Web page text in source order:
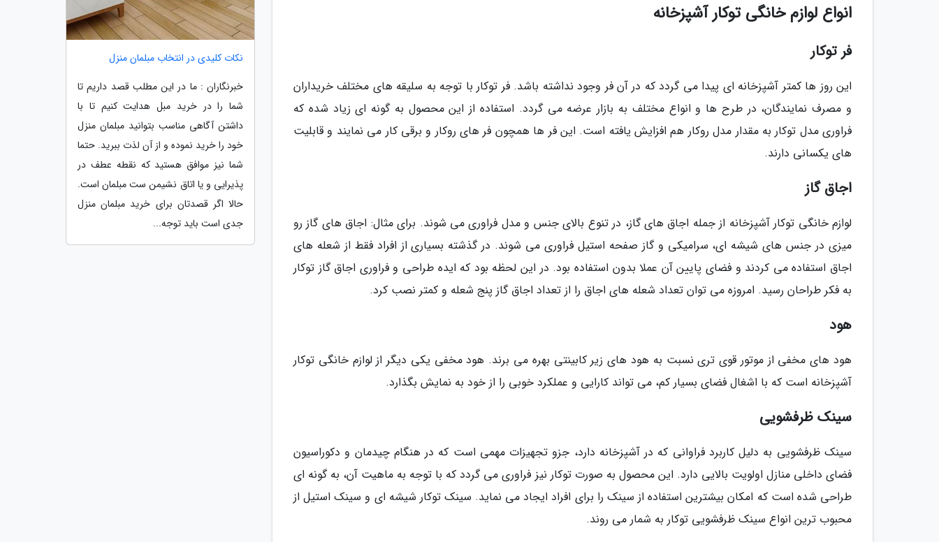
انواع لوازم خانگی توکار آشپزخانه
فر توکار
این روز ها کمتر آشپزخانه ای پیدا می گردد که در آن فر وجود نداشته باشد. فر توکار با توجه به سلیقه های مختلف خریداران
و مصرف نمایندگان، در طرح ها و انواع مختلف به بازار عرضه می گردد. استفاده از این محصول به گونه ای زیاد شده که
فراوری مدل توکار به مقدار مدل روکار هم افزایش یافته است. این فر ها همچون فر های روکار و برقی کار می نمایند و قابلیت
های یکسانی دارند.
اجاق گاز
لوازم خانگی توکار آشپزخانه از جمله اجاق های گاز، در تنوع بالای جنس و مدل فراوری می شوند. برای مثال: اجاق های گاز رو
میزی در جنس های شیشه ای، سرامیکی و گاز صفحه استیل فراوری می شوند. در گذشته بسیاری از افراد فقط از شعله های
اجاق استفاده می کردند و فضای پایین آن عملا بدون استفاده بود. در این لحظه بود که ایده طراحی و فراوری اجاق گاز توکار
به فکر طراحان رسید. امروزه می توان تعداد شعله های اجاق را از تعداد اجاق گاز پنج شعله و کمتر نصب کرد.
هود
هود های مخفی از موتور قوی تری نسبت به هود های زیر کابینتی بهره می برند. هود مخفی یکی دیگر از لوازم خانگی توکار
آشپزخانه است که با اشغال فضای بسیار کم، می تواند کارایی و عملکرد خوبی را از خود به نمایش بگذارد.
سینک ظرفشویی
سینک ظرفشویی به دلیل کاربرد فراوانی که در آشپزخانه دارد، جزو تجهیزات مهمی است که در هنگام چیدمان و دکوراسیون
فضای داخلی منازل اولویت بالایی دارد. این محصول به صورت توکار نیز فراوری می گردد که با توجه به ماهیت آن، به گونه ای
طراحی شده است که امکان بیشترین استفاده از سینک را برای افراد ایجاد می نماید. سینک توکار شیشه ای و سینک استیل از
محبوب ترین انواع سینک ظرفشویی توکار به شمار می روند.
نکات کلیدی در انتخاب مبلمان منزل
خبرنگاران : ما در این مطلب قصد داریم تا
شما را در خرید مبل هدایت کنیم تا با
داشتن آگاهی مناسب بتوانید مبلمان منزل
خود را خرید نموده و از آن لذت ببرید. حتما
شما نیز موافق هستید که نقطه عطف در
پذیرایی و یا اتاق نشیمن ست مبلمان است.
حالا اگر قصدتان برای خرید مبلمان منزل
جدی است باید توجه...